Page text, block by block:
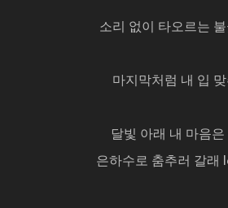
소리 없이 타오르는 불
마지막처럼 내 입
달빛 아래 내 마음은
은하수로 춤추러 갈래